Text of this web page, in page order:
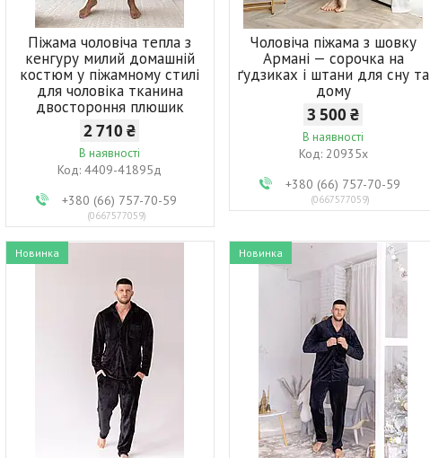
Піжама чоловіча тепла з
кенгуру милий домашній
костюм у піжамному стилі
для чоловіка тканина
двостороння плюшик
2 710 ₴
В наявності
4409-41895д
+380 (66) 757-70-59
0667577059
Чоловіча піжама з шовку
Армані — сорочка на
ґудзиках і штани для сну та
дому
3 500 ₴
В наявності
20935х
+380 (66) 757-70-59
0667577059
Новинка Новинка